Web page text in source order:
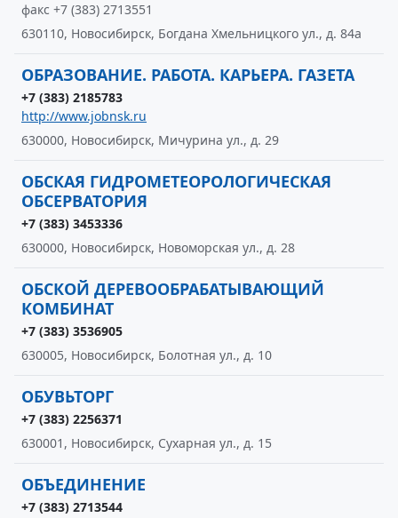
факс +7 (383) 2713551
630110, Новосибирск, Богдана Хмельницкого ул., д. 84а
ОБРАЗОВАНИЕ. РАБОТА. КАРЬЕРА. ГАЗЕТА
+7 (383) 2185783
http://www.jobnsk.ru
630000, Новосибирск, Мичурина ул., д. 29
ОБСКАЯ ГИДРОМЕТЕОРОЛОГИЧЕСКАЯ
ОБСЕРВАТОРИЯ
+7 (383) 3453336
630000, Новосибирск, Новоморская ул., д. 28
ОБСКОЙ ДЕРЕВООБРАБАТЫВАЮЩИЙ
КОМБИНАТ
+7 (383) 3536905
630005, Новосибирск, Болотная ул., д. 10
ОБУВЬТОРГ
+7 (383) 2256371
630001, Новосибирск, Сухарная ул., д. 15
ОБЪЕДИНЕНИЕ
+7 (383) 2713544